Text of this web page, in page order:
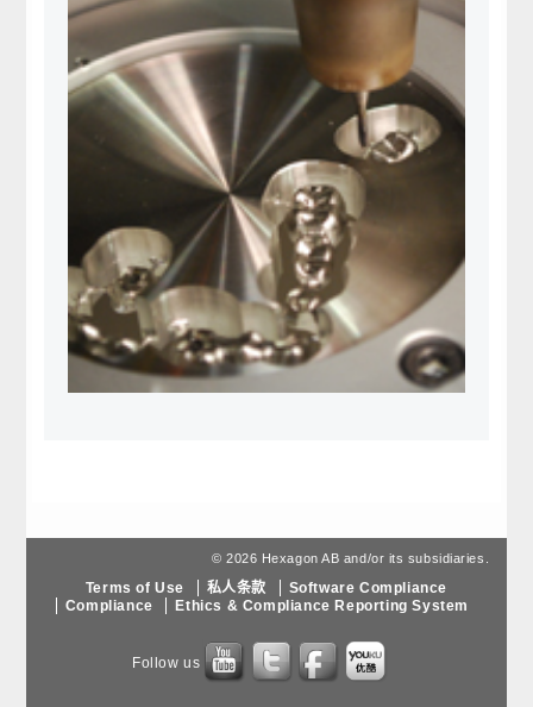
© 2026 Hexagon AB and/or its subsidiaries.
Terms of Use 私人条款
Software Compliance
Compliance
Ethics & Compliance Reporting System
Follow us